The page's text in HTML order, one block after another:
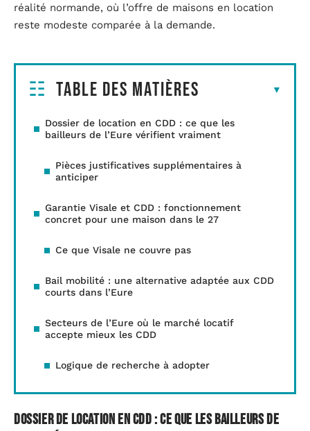
réalité normande, où l’offre de maisons en location
reste modeste comparée à la demande.
Table des matières
Dossier de location en CDD : ce que les
bailleurs de l’Eure vérifient vraiment
Pièces justificatives supplémentaires à
anticiper
Garantie Visale et CDD : fonctionnement
concret pour une maison dans le 27
Ce que Visale ne couvre pas
Bail mobilité : une alternative adaptée aux CDD
courts dans l’Eure
Secteurs de l’Eure où le marché locatif
accepte mieux les CDD
Logique de recherche à adopter
Dossier de location en CDD : ce que les bailleurs de